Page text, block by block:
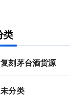
类
复刻茅台酒货源
未分类